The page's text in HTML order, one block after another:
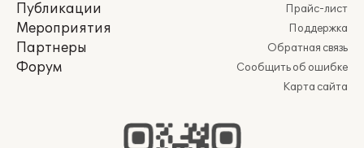
Публикации
Мероприятия
Партнеры
Форум
Прайс-лист
Поддержка
Обратная связь
Сообщить об ошибке
Карта сайта